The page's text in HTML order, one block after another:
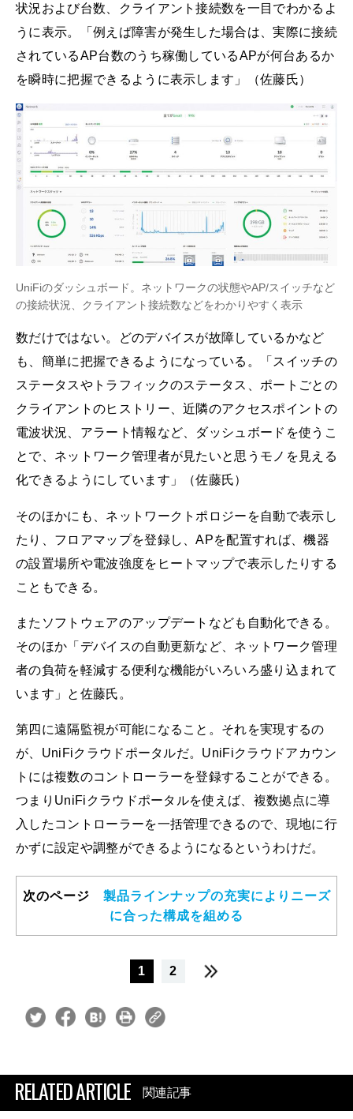
状況および台数、クライアント接続数を一目でわかるよ
うに表示。「例えば障害が発生した場合は、実際に接続
されているAP台数のうち稼働しているAPが何台あるか
を瞬時に把握できるように表示します」（佐藤氏）
UniFiのダッシュボード。ネットワークの状態やAP/スイッチなど
の接続状況、クライアント接続数などをわかりやすく表示
数だけではない。どのデバイスが故障しているかなど
も、簡単に把握できるようになっている。「スイッチの
ステータスやトラフィックのステータス、ポートごとの
クライアントのヒストリー、近隣のアクセスポイントの
電波状況、アラート情報など、ダッシュボードを使うこ
とで、ネットワーク管理者が見たいと思うモノを見える
化できるようにしています」（佐藤氏）
そのほかにも、ネットワークトポロジーを自動で表示し
たり、フロアマップを登録し、APを配置すれば、機器
の設置場所や電波強度をヒートマップで表示したりする
こともできる。
またソフトウェアのアップデートなども自動化できる。
そのほか「デバイスの自動更新など、ネットワーク管理
者の負荷を軽減する便利な機能がいろいろ盛り込まれて
います」と佐藤氏。
第四に遠隔監視が可能になること。それを実現するの
が、UniFiクラウドポータルだ。UniFiクラウドアカウン
トには複数のコントローラーを登録することができる。
つまりUniFiクラウドポータルを使えば、複数拠点に導
入したコントローラーを一括管理できるので、現地に行
かずに設定や調整ができるようになるというわけだ。
次のページ 製品ラインナップの充実によりニーズ
に合った構成を組める
1 2
RELATED ARTICLE 関連記事